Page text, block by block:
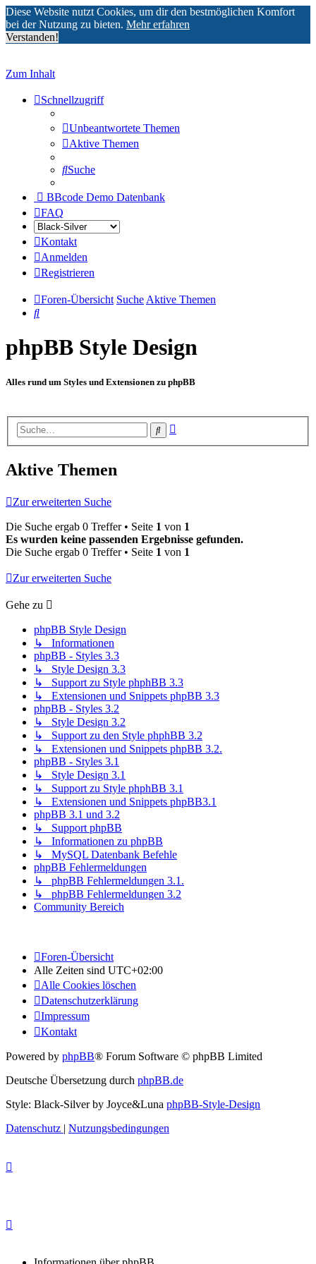
Diese Website nutzt Cookies, um dir den bestmöglichen Komfort
bei der Nutzung zu bieten. Mehr erfahren
Verstanden!
Zum Inhalt
Schnellzugriff
Unbeantwortete Themen
Aktive Themen
Suche
BBcode Demo Datenbank
FAQ
Kontakt
Anmelden
Registrieren
Foren-Übersicht Suche Aktive Themen
Suche
phpBB Style Design
Alles rund um Styles und Extensionen zu phpBB
Suche
Aktive Themen
Zur erweiterten Suche
Die Suche ergab 0 Treffer • Seite 1 von 1
Es wurden keine passenden Ergebnisse gefunden.
Die Suche ergab 0 Treffer • Seite 1 von 1
Zur erweiterten Suche
Gehe zu
phpBB Style Design
↳ Informationen
phpBB - Styles 3.3
↳ Style Design 3.3
↳ Support zu Style phphBB 3.3
↳ Extensionen und Snippets phpBB 3.3
phpBB - Styles 3.2
↳ Style Design 3.2
↳ Support zu den Style phphBB 3.2
↳ Extensionen und Snippets phpBB 3.2.
phpBB - Styles 3.1
↳ Style Design 3.1
↳ Support zu Style phphBB 3.1
↳ Extensionen und Snippets phpBB3.1
phpBB 3.1 und 3.2
↳ Support phpBB
↳ Informationen zu phpBB
↳ MySQL Datenbank Befehle
phpBB Fehlermeldungen
↳ phpBB Fehlermeldungen 3.1.
↳ phpBB Fehlermeldungen 3.2
Community Bereich
Foren-Übersicht
Alle Zeiten sind UTC+02:00
Alle Cookies löschen
Datenschutzerklärung
Impressum
Kontakt
Powered by phpBB® Forum Software © phpBB Limited
Deutsche Übersetzung durch phpBB.de
Style: Black-Silver by Joyce&Luna phpBB-Style-Design
Datenschutz | Nutzungsbedingungen